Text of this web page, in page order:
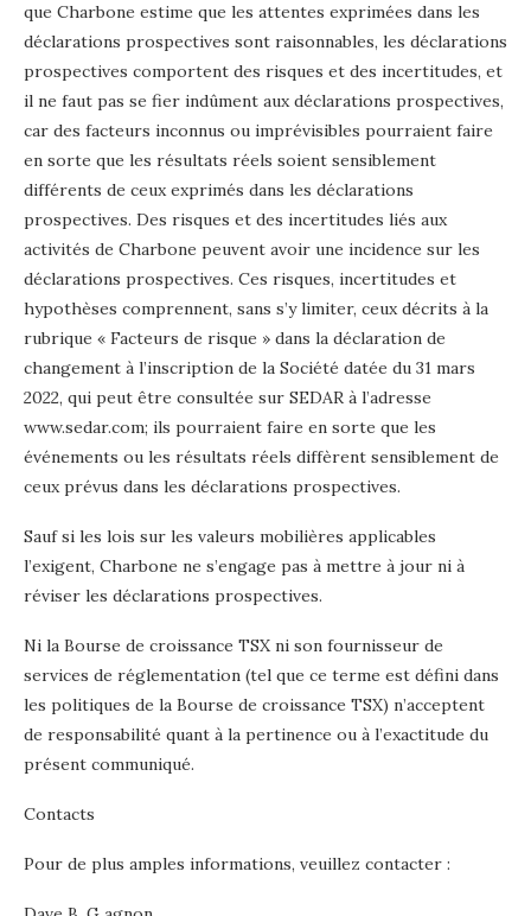
que Charbone estime que les attentes exprimées dans les
déclarations prospectives sont raisonnables, les déclarations
prospectives comportent des risques et des incertitudes, et
il ne faut pas se fier indûment aux déclarations prospectives,
car des facteurs inconnus ou imprévisibles pourraient faire
en sorte que les résultats réels soient sensiblement
différents de ceux exprimés dans les déclarations
prospectives. Des risques et des incertitudes liés aux
activités de Charbone peuvent avoir une incidence sur les
déclarations prospectives. Ces risques, incertitudes et
hypothèses comprennent, sans s’y limiter, ceux décrits à la
rubrique « Facteurs de risque » dans la déclaration de
changement à l’inscription de la Société datée du 31 mars
2022, qui peut être consultée sur SEDAR à l’adresse
www.sedar.com; ils pourraient faire en sorte que les
événements ou les résultats réels diffèrent sensiblement de
ceux prévus dans les déclarations prospectives.
Sauf si les lois sur les valeurs mobilières applicables
l’exigent, Charbone ne s’engage pas à mettre à jour ni à
réviser les déclarations prospectives.
Ni la Bourse de croissance TSX ni son fournisseur de
services de réglementation (tel que ce terme est défini dans
les politiques de la Bourse de croissance TSX) n’acceptent
de responsabilité quant à la pertinence ou à l’exactitude du
présent communiqué.
Contacts
Pour de plus amples informations, veuillez contacter :